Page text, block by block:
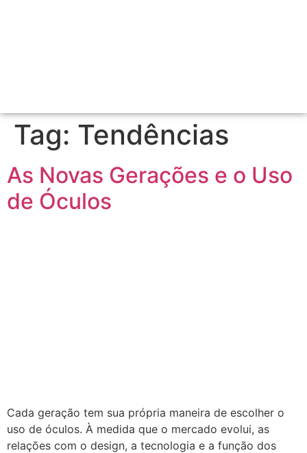
Tag: Tendências
As Novas Gerações e o Uso
de Óculos
Cada geração tem sua própria maneira de escolher o
uso de óculos. À medida que o mercado evolui, as
relações com o design, a tecnologia e a função dos